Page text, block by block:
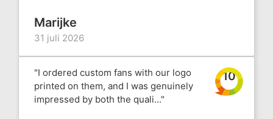
Marijke
31 juli 2026
"I ordered custom fans with our logo
printed on them, and I was genuinely
impressed by both the quali..."
10